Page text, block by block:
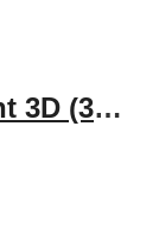
Lenjerie de pat digital print 3D (3D-PR4)